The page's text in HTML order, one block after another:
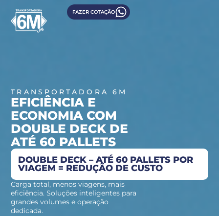
FAZER COTAÇÃO
TRANSPORTADORA 6M
EFICIÊNCIA E
ECONOMIA COM
DOUBLE DECK DE
ATÉ 60 PALLETS
DOUBLE DECK – ATÉ 60 PALLETS POR
VIAGEM = REDUÇÃO DE CUSTO
Carga total, menos viagens, mais
eficiência. Soluções inteligentes para
grandes volumes e operação
dedicada.